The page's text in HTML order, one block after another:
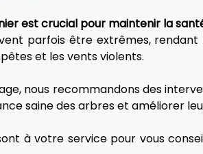
est crucial pour maintenir la
parfois être extrêmes,
et les vents violents.
nous recommandons des
saine des arbres et améliorer
à votre service pour vous